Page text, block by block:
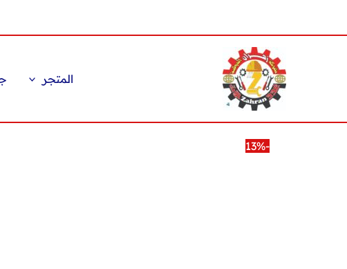
المتجر
-13%